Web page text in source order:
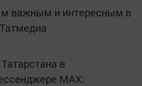
важным и интересным в
Татмедиа
в
MАХ: